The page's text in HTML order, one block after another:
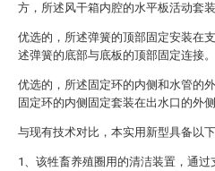
方，所述风干箱内腔的水平板活动套
优选的，所述弹簧的顶部固定安装在
述弹簧的底部与底板的顶部固定连接。
优选的，所述固定环的内侧和水管的
固定环的内侧固定套装在出水口的外侧
与现有技术对比，本实用新型具备以
1、该牲畜养殖圈用的清洁装置，通